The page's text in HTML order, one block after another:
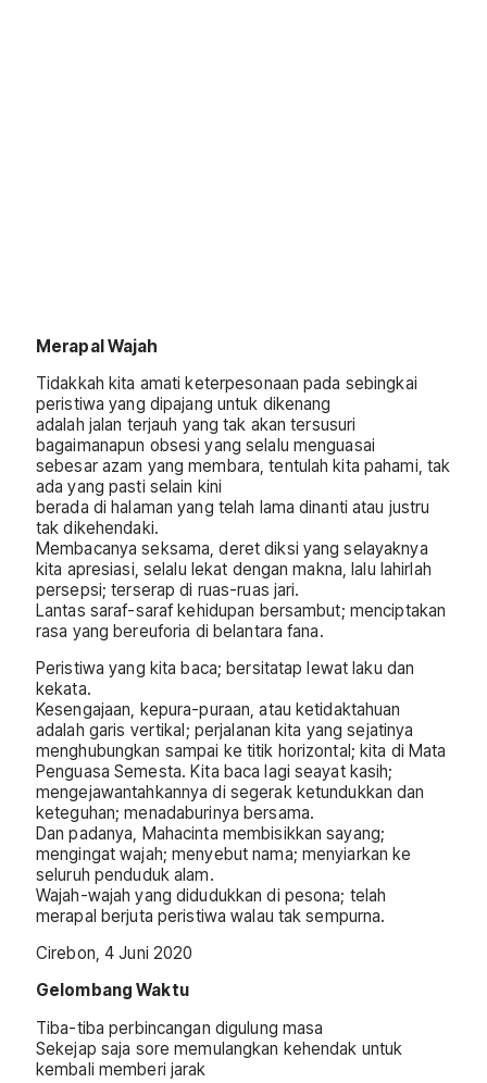
Merapal Wajah
Tidakkah kita amati keterpesonaan pada sebingkai
peristiwa yang dipajang untuk dikenang
adalah jalan terjauh yang tak akan tersusuri
bagaimanapun obsesi yang selalu menguasai
sebesar azam yang membara, tentulah kita pahami, tak
ada yang pasti selain kini
berada di halaman yang telah lama dinanti atau justru
tak dikehendaki.
Membacanya seksama, deret diksi yang selayaknya
kita apresiasi, selalu lekat dengan makna, lalu lahirlah
persepsi; terserap di ruas-ruas jari.
Lantas saraf-saraf kehidupan bersambut; menciptakan
rasa yang bereuforia di belantara fana.
Peristiwa yang kita baca; bersitatap lewat laku dan
kekata.
Kesengajaan, kepura-puraan, atau ketidaktahuan
adalah garis vertikal; perjalanan kita yang sejatinya
menghubungkan sampai ke titik horizontal; kita di Mata
Penguasa Semesta. Kita baca lagi seayat kasih;
mengejawantahkannya di segerak ketundukkan dan
keteguhan; menadaburinya bersama.
Dan padanya, Mahacinta membisikkan sayang;
mengingat wajah; menyebut nama; menyiarkan ke
seluruh penduduk alam.
Wajah-wajah yang didudukkan di pesona; telah
merapal berjuta peristiwa walau tak sempurna.
Cirebon, 4 Juni 2020
Gelombang Waktu
Tiba-tiba perbincangan digulung masa
Sekejap saja sore memulangkan kehendak untuk
kembali memberi jarak